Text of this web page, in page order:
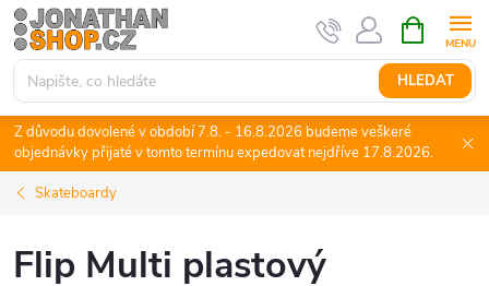
Přejít
na
obsah
HLEDAT
NÁKUPNÍ
KOŠÍK
Z důvodu dovolené v období 7.8. - 16.8.2026 budeme veškeré
objednávky přijaté v tomto termínu expedovat nejdříve 17.8.2026.
Skateboardy
Flip Multi plastový